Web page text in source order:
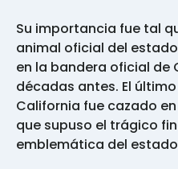
Su importancia fue tal
animal oficial del
en la bandera oficial de
décadas antes. El
California fue cazado
que supuso el trágico
emblemática del